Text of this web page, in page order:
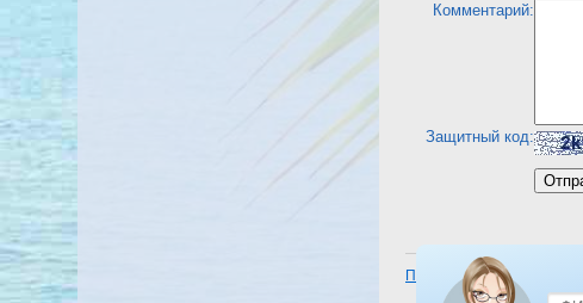
Комментарий:
Защитный код:
Посмотреть отель Hilton